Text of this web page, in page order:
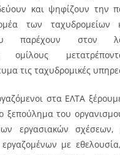
και ψηφίζουν την
των ταχυδρομείων
παρέχουν στον
ομίλους
τις ταχυδρομικές
στα ΕΛΤΑ
ξεπούλημα του
εργασιακών σχέσεων,
με